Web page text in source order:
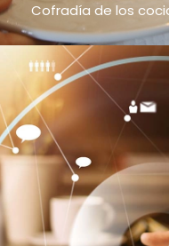
Cofradía de los